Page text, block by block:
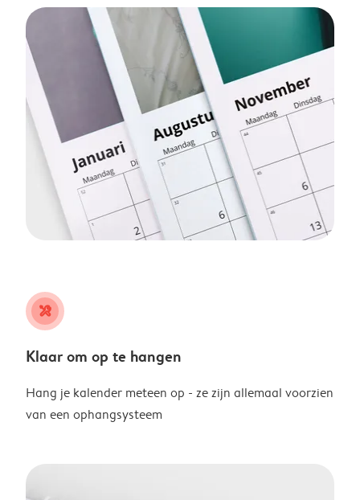
tools
Klaar om op te hangen
Hang je kalender meteen op - ze zijn allemaal voorzien
van een ophangsysteem